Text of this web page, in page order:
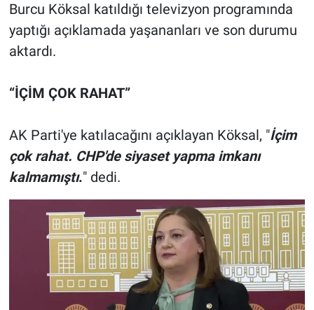
Burcu Köksal katıldığı televizyon programında
yaptığı açıklamada yaşananları ve son durumu
aktardı.
“İÇİM ÇOK RAHAT”
AK Parti'ye katılacağını açıklayan Köksal, "İçim
çok rahat. CHP'de siyaset yapma imkanı
kalmamıştı." dedi.